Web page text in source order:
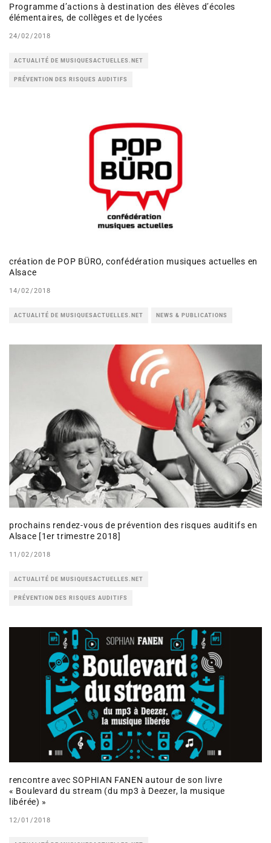
Programme d’actions à destination des élèves d’écoles
élémentaires, de collèges et de lycées
24/02/2018
ACTUALITÉ DE MUSIQUESACTUELLES.NET
PRÉVENTION DES RISQUES AUDITIFS
création de POP BÜRO, confédération musiques actuelles en
Alsace
14/02/2018
ACTUALITÉ DE MUSIQUESACTUELLES.NET NEWS & PUBLICATIONS
prochains rendez-vous de prévention des risques auditifs en
Alsace [1er trimestre 2018]
11/02/2018
ACTUALITÉ DE MUSIQUESACTUELLES.NET
PRÉVENTION DES RISQUES AUDITIFS
rencontre avec SOPHIAN FANEN autour de son livre
« Boulevard du stream (du mp3 à Deezer, la musique
libérée) »
12/01/2018